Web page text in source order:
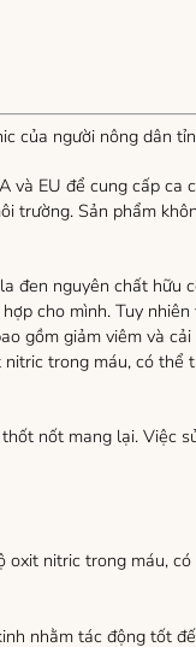
của người nông dân
EU để cung cấp ca
trường. Sản phẩm
đen nguyên chất hữu
cho mình. Tuy
gồm giảm viêm và
trong máu, có thể
nốt mang lại. Việc
nitric trong máu,
nhằm tác động tốt